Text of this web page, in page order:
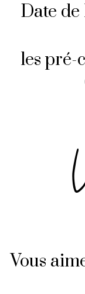
Date de
les pré-
Vous